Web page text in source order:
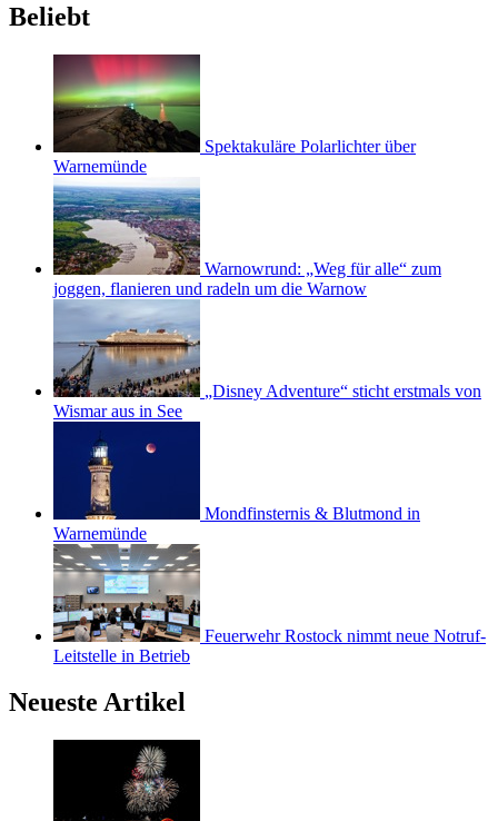
Beliebt
Spektakuläre Polarlichter über
Warnemünde
Warnowrund: „Weg für alle“ zum
joggen, flanieren und radeln um die Warnow
„Disney Adventure“ sticht erstmals von
Wismar aus in See
Mondfinsternis & Blutmond in
Warnemünde
Feuerwehr Rostock nimmt neue Notruf-
Leitstelle in Betrieb
Neueste Artikel